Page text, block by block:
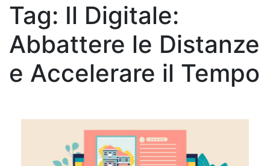
Tag: Il Digitale:
Abbattere le Distanze
e Accelerare il Tempo